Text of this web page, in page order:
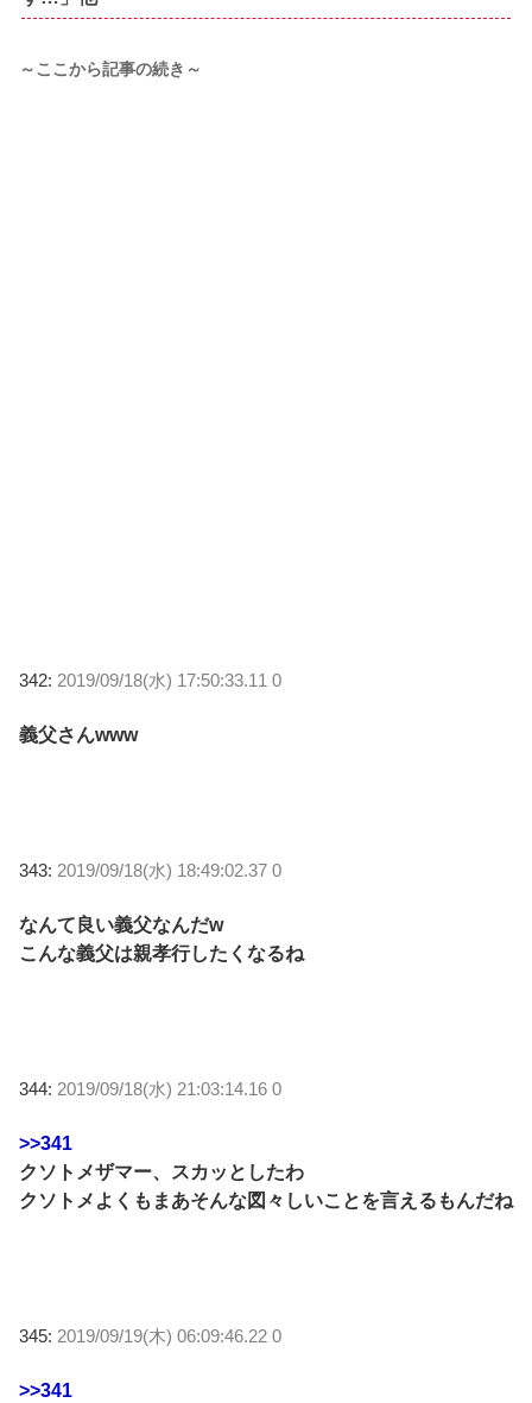
～ここから記事の続き～
342: 2019/09/18(水) 17:50:33.11 0
義父さんwww
343: 2019/09/18(水) 18:49:02.37 0
なんて良い義父なんだw
こんな義父は親孝行したくなるね
344: 2019/09/18(水) 21:03:14.16 0
>>341
クソトメザマー、スカッとしたわ
クソトメよくもまあそんな図々しいことを言えるもんだね
345: 2019/09/19(木) 06:09:46.22 0
>>341